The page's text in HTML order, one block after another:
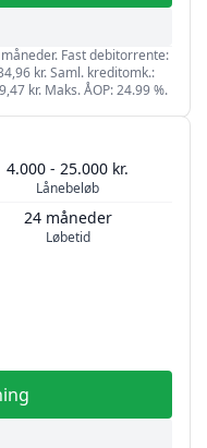
Fast debitorrente:
kr. Saml. kreditomk.:
kr. Maks. ÅOP: 24.99 %.
Lånebeløb
4.000 - 25.000 kr.
Løbetid
24 måneder